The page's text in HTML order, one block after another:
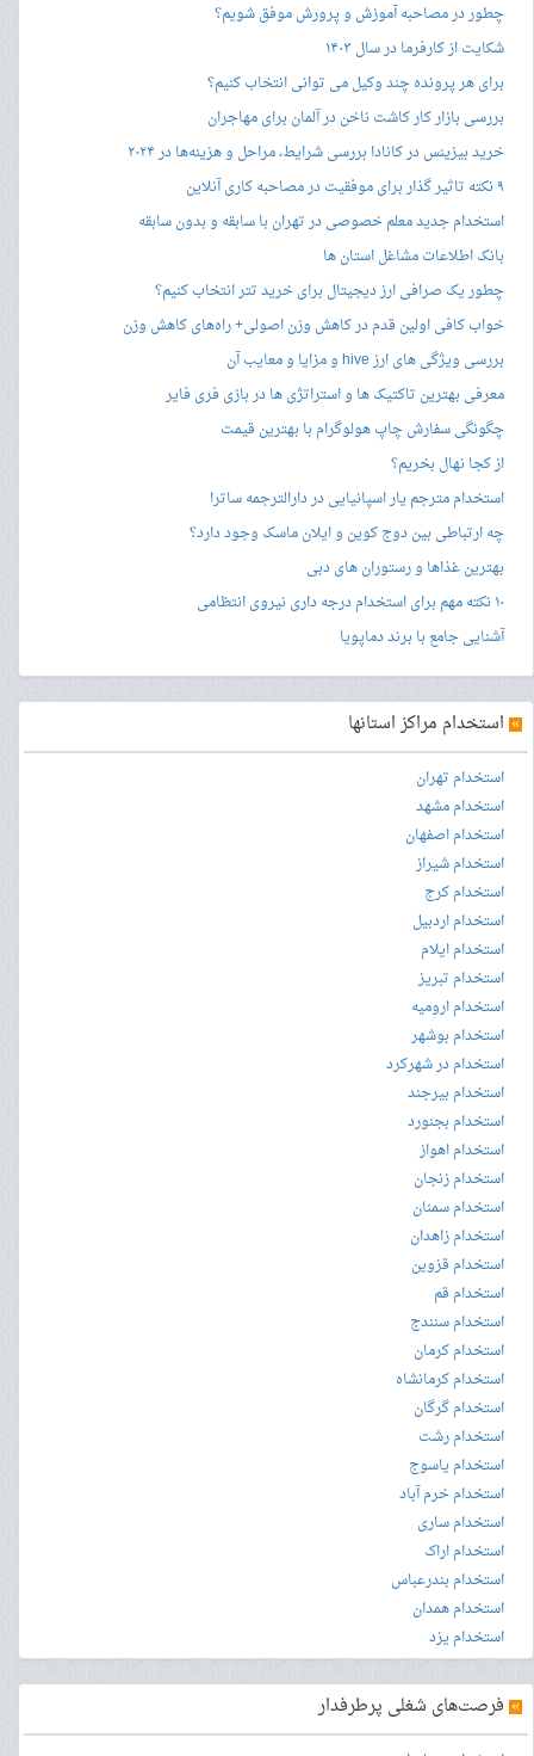
چطور در مصاحبه‌ آموزش و پرورش موفق شویم؟
شکایت از کارفرما در سال ۱۴۰۳
برای هر پرونده چند وکیل می توانی انتخاب کنیم؟
بررسی بازار کار کاشت ناخن در آلمان برای مهاجران
خرید بیزینس در کانادا بررسی شرایط، مراحل و هزینه‌ها در ۲۰۲۴
۹ نکته تاثیر گذار برای موفقیت در مصاحبه کاری آنلاین
استخدام جدید معلم خصوصی در تهران با سابقه و بدون سابقه
بانک اطلاعات مشاغل استان ها
چطور یک صرافی ارز دیجیتال برای خرید تتر انتخاب کنیم؟
خواب کافی اولین قدم در کاهش وزن اصولی+ راه‌های کاهش وزن
بررسی ویژگی های ارز hive و مزایا و معایب آن
معرفی بهترین تاکتیک ها و استراتژی ها در بازی فری فایر
چگونگی سفارش چاپ هولوگرام با بهترین قیمت
از کجا نهال بخریم؟
استخدام مترجم یار اسپانیایی در دارالترجمه ساترا
چه ارتباطی بین دوج کوین و ایلان ماسک وجود دارد؟
بهترین غذاها و رستوران های دبی
۱۰ نکته مهم برای استخدام درجه داری نیروی انتظامی
آشنایی جامع با برند دماپویا
» استخدام مراکز استانها
استخدام تهران
استخدام مشهد
استخدام اصفهان
استخدام شیراز
استخدام کرج
استخدام اردبیل
استخدام ایلام
استخدام تبریز
استخدام ارومیه
استخدام بوشهر
استخدام در شهرکرد
استخدام بیرجند
استخدام بجنورد
استخدام اهواز
استخدام زنجان
استخدام سمنان
استخدام زاهدان
استخدام قزوین
استخدام قم
استخدام سنندج
استخدام کرمان
استخدام کرمانشاه
استخدام گرگان
استخدام رشت
استخدام یاسوج
استخدام خرم آباد
استخدام ساری
استخدام اراک
استخدام بندرعباس
استخدام همدان
استخدام یزد
» فرصت‌های شغلی پرطرفدار